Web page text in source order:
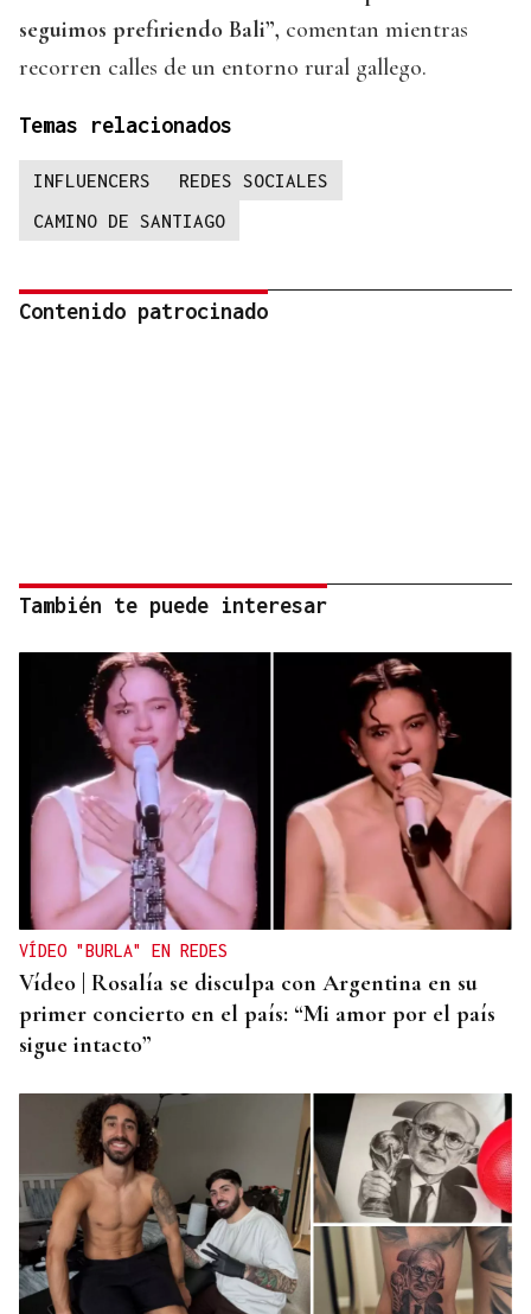
seguimos prefiriendo Bali”, comentan mientras
recorren calles de un entorno rural gallego.
Temas relacionados
INFLUENCERS
REDES SOCIALES
CAMINO DE SANTIAGO
Contenido patrocinado
También te puede interesar
VÍDEO "BURLA" EN REDES
Vídeo | Rosalía se disculpa con Argentina en su
primer concierto en el país: “Mi amor por el país
sigue intacto”